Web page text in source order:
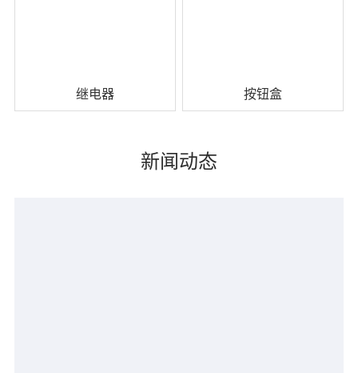
继电器 按钮盒
新闻动态